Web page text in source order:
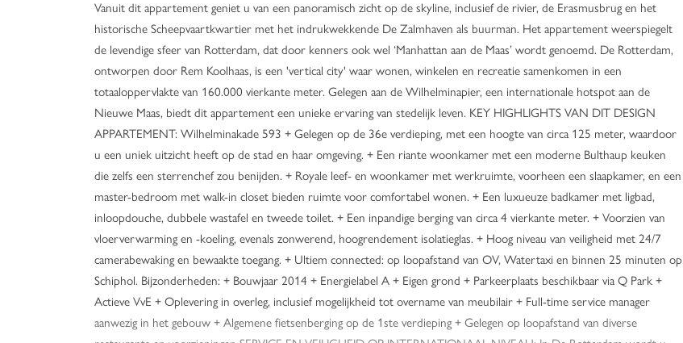
Vanuit dit appartement geniet u van een panoramisch zicht op de skyline, inclusief de rivier, de Erasmusbrug en het
historische Scheepvaartkwartier met het indrukwekkende De Zalmhaven als buurman. Het appartement weerspiegelt
de levendige sfeer van Rotterdam, dat door kenners ook wel ‘Manhattan aan de Maas’ wordt genoemd. De Rotterdam,
ontworpen door Rem Koolhaas, is een 'vertical city' waar wonen, winkelen en recreatie samenkomen in een
totaaloppervlakte van 160.000 vierkante meter. Gelegen aan de Wilhelminapier, een internationale hotspot aan de
Nieuwe Maas, biedt dit appartement een unieke ervaring van stedelijk leven. KEY HIGHLIGHTS VAN DIT DESIGN
APPARTEMENT: Wilhelminakade 593 + Gelegen op de 36e verdieping, met een hoogte van circa 125 meter, waardoor
u een uniek uitzicht heeft op de stad en haar omgeving. + Een riante woonkamer met een moderne Bulthaup keuken
die zelfs een sterrenchef zou benijden. + Royale leef- en woonkamer met werkruimte, voorheen een slaapkamer, en een
master-bedroom met walk-in closet bieden ruimte voor comfortabel wonen. + Een luxueuze badkamer met ligbad,
inloopdouche, dubbele wastafel en tweede toilet. + Een inpandige berging van circa 4 vierkante meter. + Voorzien van
vloerverwarming en -koeling, evenals zonwerend, hoogrendement isolatieglas. + Hoog niveau van veiligheid met 24/7
camerabewaking en bewaakte toegang. + Ultiem connected: op loopafstand van OV, Watertaxi en binnen 25 minuten op
Schiphol. Bijzonderheden: + Bouwjaar 2014 + Energielabel A + Eigen grond + Parkeerplaats beschikbaar via Q Park +
Actieve VvE + Oplevering in overleg, inclusief mogelijkheid tot overname van meubilair + Full-time service manager
aanwezig in het gebouw + Algemene fietsenberging op de 1ste verdieping + Gelegen op loopafstand van diverse